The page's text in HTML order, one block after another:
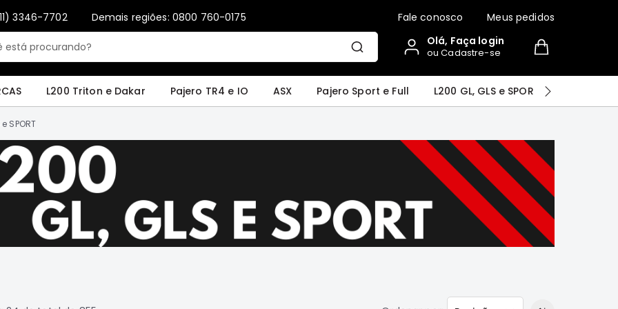
3346-7702 Demais regiões: 0800 760-0175 Fale conosco Meus pedidos
Olá, Faça login
ou Cadastre-se
L200 Triton e Dakar Pajero TR4 e IO ASX Pajero Sport e Full L200 GL, GLS e SPORT
SPORT